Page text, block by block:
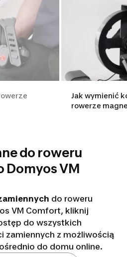
Jak wymienić
rowerze
do roweru
VM
do roweru
VM Comfort, kliknij
do wszystkich
zamiennych z możliwością
do domu online.